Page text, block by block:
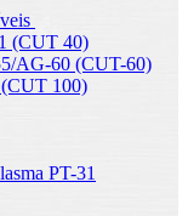
(CUT 40)
AG-60 (CUT-60)
(CUT 100)
PT-31